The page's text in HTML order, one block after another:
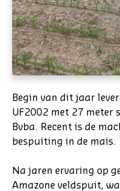
Begin van dit jaar
UF2002 met 27 meter
Bvba. Recent is de
bespuiting in de mais.
Na jaren ervaring op
Amazone veldspuit,